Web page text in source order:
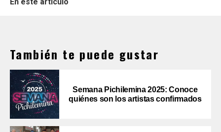
También te puede gustar
Semana Pichilemina 2025: Conoce
quiénes son los artistas confirmados